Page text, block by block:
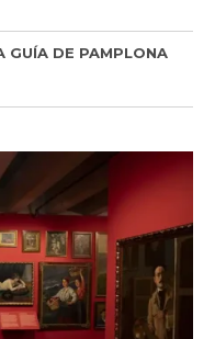
GUÍA DE PAMPLONA